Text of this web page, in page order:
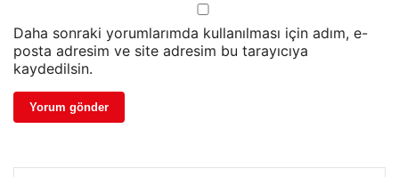
Daha sonraki yorumlarımda kullanılması için adım, e-
posta adresim ve site adresim bu tarayıcıya
kaydedilsin.